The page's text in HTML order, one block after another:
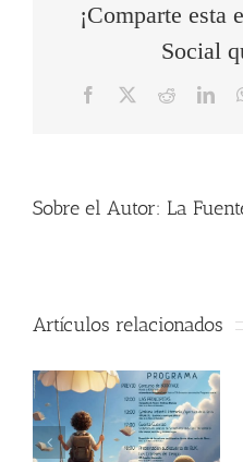
¡Comparte esta
Social
Facebook Reddit
Sobre el Autor: La
Artículos relacionados